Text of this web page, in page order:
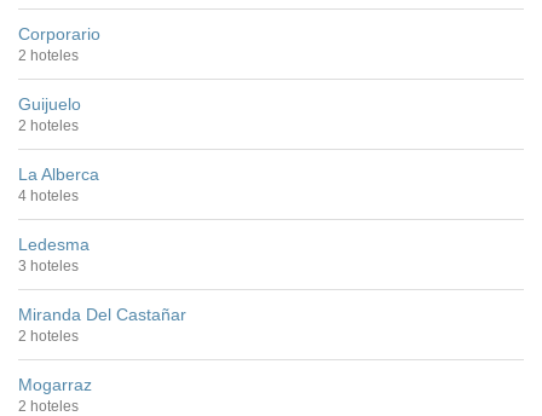
Corporario
2 hoteles
Guijuelo
2 hoteles
La Alberca
4 hoteles
Ledesma
3 hoteles
Miranda Del Castañar
2 hoteles
Mogarraz
2 hoteles